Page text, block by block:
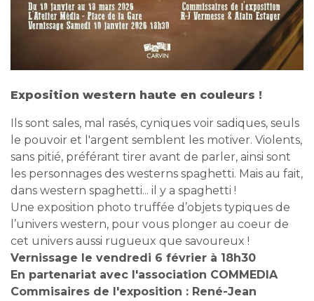
Exposition western haute en couleurs !
Ils sont sales, mal rasés, cyniques voir sadiques, seuls
le pouvoir et l'argent semblent les motiver. Violents,
sans pitié, préférant tirer avant de parler, ainsi sont
les personnages des westerns spaghetti. Mais au fait,
dans western spaghetti... il y a spaghetti !
Une exposition photo truffée d’objets typiques de
l’univers western, pour vous plonger au coeur de
cet univers aussi rugueux que savoureux !
Vernissage le vendredi 6 février à 18h30
En partenariat avec l'association COMMEDIA
Commisaires de l'exposition : René-Jean